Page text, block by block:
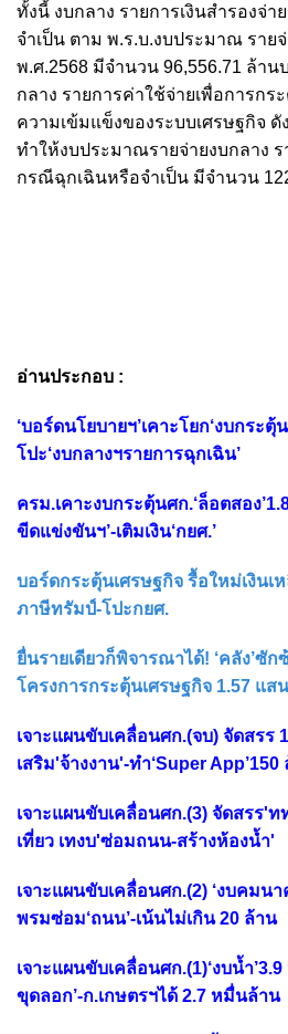
ทั้งนี้ งบกลาง รายการเงินสำรองจ่
จำเป็น ตาม พ.ร.บ.งบประมาณ ราย
พ.ศ.2568 มีจำนวน 96,556.71 ล้า
กลาง รายการค่าใช้จ่ายเพื่อการกร
ความเข้มแข็งของระบบเศรษฐกิจ
ทำให้งบประมาณรายจ่ายงบกลาง ร
กรณีฉุกเฉินหรือจำเป็น มีจำนวน
อ่านประกอบ :
‘บอร์ดนโยบายฯ’เคาะโยก‘งบกระ
โปะ‘งบกลางฯรายการฉุกเฉิน’
ครม.เคาะงบกระตุ้นศก.‘ล็อตสอง
ขีดแข่งขันฯ’-เติมเงิน‘กยศ.’
บอร์ดกระตุ้นเศรษฐกิจ รื้อใหม่เงินเ
ภาษีทรัมป์-โปะกยศ.
ยื่นรายเดียวก็พิจารณาได้! ‘คลัง’ซั
โครงการกระตุ้นเศรษฐกิจ 1.57 แส
เจาะแผนขับเคลื่อนศก.(จบ) จัดสรร
เสริม'จ้างงาน'-ทำ‘Super App’150
เจาะแผนขับเคลื่อนศก.(3) จัดสรร'
เที่ยว เทงบ'ซ่อมถนน-สร้างห้องน้ำ'
เจาะแผนขับเคลื่อนศก.(2) ‘งบคมนา
พรมซ่อม‘ถนน’-เน้นไม่เกิน 20 ล้าน
เจาะแผนขับเคลื่อนศก.(1)‘งบน้ำ
ขุดลอก’-ก.เกษตรฯได้ 2.7 หมื่นล้าน